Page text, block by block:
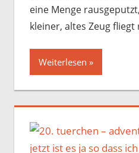
eine Menge
kleiner, altes Zeug fliegt
Weiterlesen